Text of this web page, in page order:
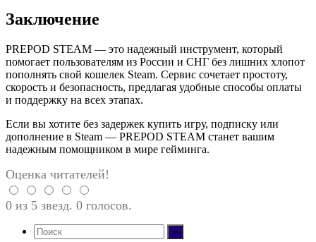
Заключение
PREPOD STEAM — это надежный инструмент, который
помогает пользователям из России и СНГ без лишних хлопот
пополнять свой кошелек Steam. Сервис сочетает простоту,
скорость и безопасность, предлагая удобные способы оплаты
и поддержку на всех этапах.
Если вы хотите без задержек купить игру, подписку или
дополнение в Steam — PREPOD STEAM станет вашим
надежным помощником в мире гейминга.
Оценка читателей!
0 из 5 звезд. 0 голосов.